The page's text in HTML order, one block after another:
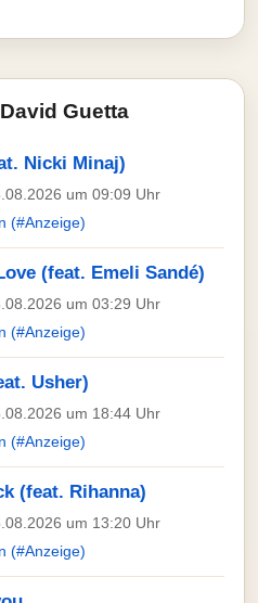
Guetta
Nicki Minaj)
um 09:09 Uhr
(#Anzeige)
(feat. Emeli Sandé)
um 03:29 Uhr
(#Anzeige)
Usher)
um 18:44 Uhr
(#Anzeige)
(feat. Rihanna)
um 13:20 Uhr
(#Anzeige)